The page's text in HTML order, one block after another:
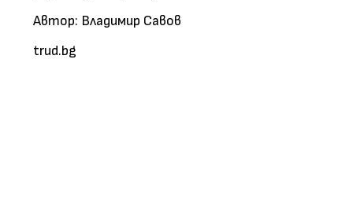
Автор: Владимир Савов
trud.bg